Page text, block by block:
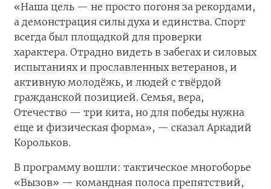
«Наша цель — не просто погоня за рекордами,
а демонстрация силы духа и единства. Спорт
всегда был площадкой для проверки
характера. Отрадно видеть в забегах и силовых
испытаниях и прославленных ветеранов, и
активную молодёжь, и людей с твёрдой
гражданской позицией. Семья, вера,
Отечество — три кита, но для победы нужна
еще и физическая форма», — сказал Аркадий
Корольков.
В программу вошли: тактическое многоборье
«Вызов» — командная полоса препятствий,